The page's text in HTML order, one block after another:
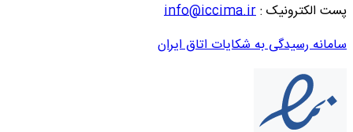
پست الکترونیک :info@iccima.ir
سامانه رسیدگی به شکایات اتاق ایران